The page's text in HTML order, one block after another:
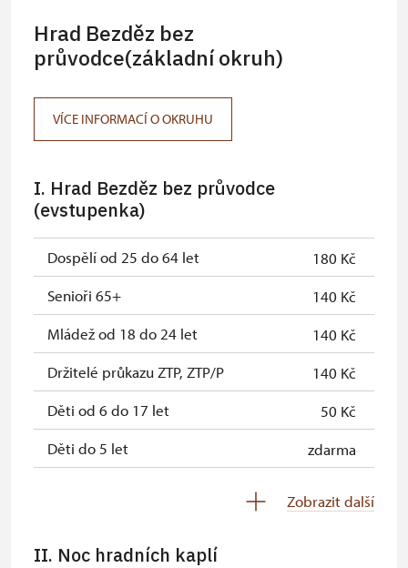
Hrad Bezděz bez
průvodce(základní okruh)
VÍCE INFORMACÍ O OKRUHU
I. Hrad Bezděz bez průvodce
(evstupenka)
Dospělí od 25 do 64 let
180 Kč
Senioři 65+
140 Kč
Mládež od 18 do 24 let
140 Kč
Držitelé průkazu ZTP, ZTP/P
140 Kč
Děti od 6 do 17 let
50 Kč
Děti do 5 let
zdarma
skupiny 1 osoba na 10 dětí)
Zobrazit další
II. Noc hradních kaplí